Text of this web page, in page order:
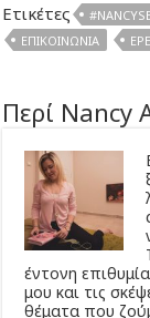
Ετικέτες
ΕΠΙΚΟΙΝΩΝΊΑ
Περί Nancy
έντονη
μου και τις
θέματα που